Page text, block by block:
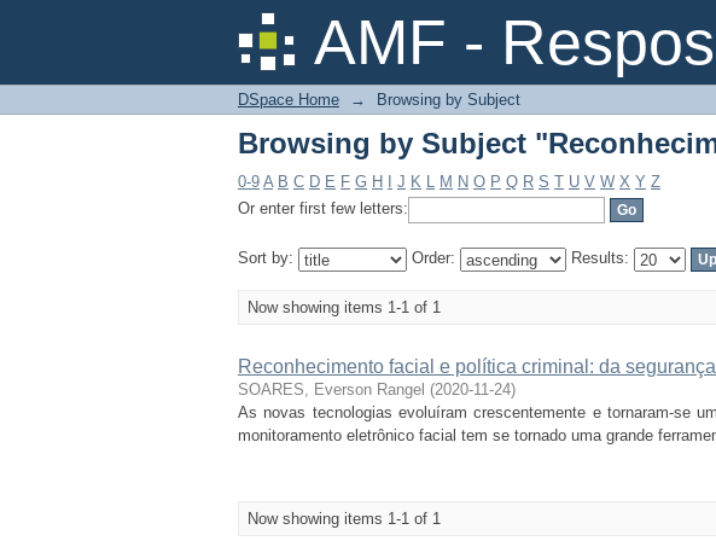
AMF -
Browsing by Subject
DSpace Home → Browsing by Subject
Browsing by Subject
0-9 A B C D E F G H J K L M N O P Q R S T U V W X Y Z
Or enter first few letters:
Sort by: Order: Results:
Now showing items 1-1 of 1
Reconhecimento facial e política criminal: da
SOARES, Everson Rangel (2020-11-24)
As novas tecnologias evoluíram crescentemente e tornaram-se
monitoramento eletrônico facial tem se tornado uma grande
Now showing items 1-1 of 1